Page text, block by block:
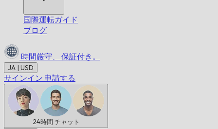
国際運転ガイド
ブログ
時間厳守、 保証付き。
JA | USD
サインイン 申請する
24時間 チャット